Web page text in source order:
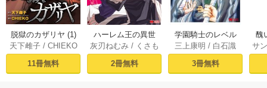
脱獄のカザリヤ (1)
天下雌子/ CHIEKO
11冊無料
ハーレム王の異世
界プレス漫遊記 ～
最強無双のおじさ
んはあらゆる種族
灰刃ねむみ / くさも
2冊無料
学園騎士のレベル
アップ！レベル100
0超えの転生者、落
ちこぼれクラスに
三上康明 / 白石識
3冊無料
醜
同
サ